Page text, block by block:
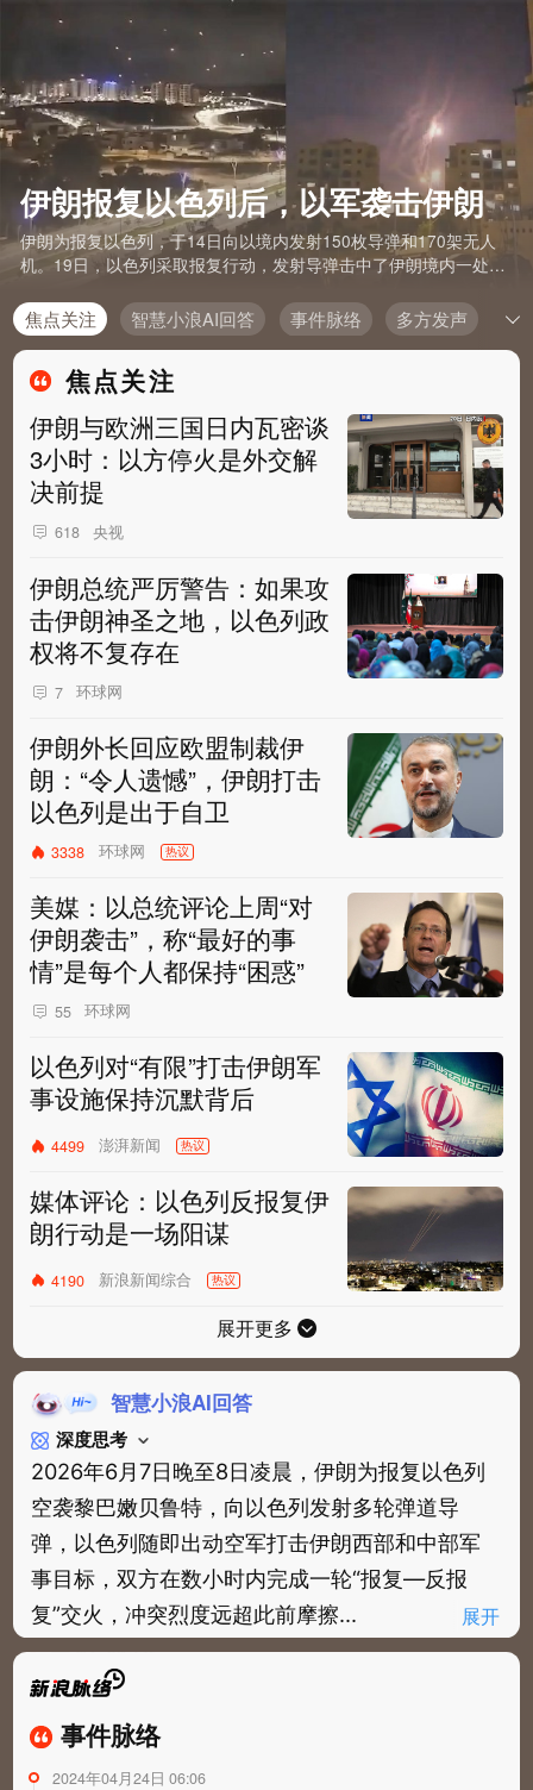
伊朗报复以色列后，以军袭击伊朗
伊朗为报复以色列，于14日向以境内发射150枚导弹和170架无人
机。19日，以色列采取报复行动，发射导弹击中了伊朗境内一处目
焦点关注 智慧小浪AI回答 事件脉络 多方发声 深
焦点关注
伊朗与欧洲三国日内瓦密谈
3小时：以方停火是外交解
决前提
618 央视
伊朗总统严厉警告：如果攻
击伊朗神圣之地，以色列政
权将不复存在
7 环球网
伊朗外长回应欧盟制裁伊
朗：“令人遗憾”，伊朗打击
以色列是出于自卫
3338 环球网 热议
美媒：以总统评论上周“对
伊朗袭击”，称“最好的事
情”是每个人都保持“困惑”
55 环球网
以色列对“有限”打击伊朗军
事设施保持沉默背后
4499 澎湃新闻 热议
媒体评论：以色列反报复伊
朗行动是一场阳谋
4190 新浪新闻综合 热议
展开更多
智慧小浪AI回答
深度思考
2026年6月7日晚至8日凌晨，伊朗为报复以色列
空袭黎巴嫩贝鲁特，向以色列发射多轮弹道导
弹，以色列随即出动空军打击伊朗西部和中部军
事目标，双方在数小时内完成一轮“报复—反报
复”交火，冲突烈度远超此前摩擦...
展开
事件脉络
事件脉络
2024年04月24日 06:06